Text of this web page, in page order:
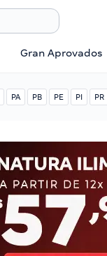
Gran Aprovados
PA PB PE PI PR